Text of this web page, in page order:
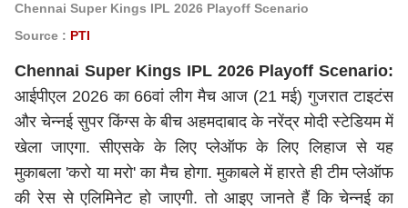
Chennai Super Kings IPL 2026 Playoff Scenario
Source : PTI
Chennai Super Kings IPL 2026 Playoff Scenario:
आईपीएल 2026 का 66वां लीग मैच आज (21 मई) गुजरात टाइटंस
और चेन्नई सुपर किंग्स के बीच अहमदाबाद केनरेंद्र मोदीस्टेडियम में
खेला जाएगा. सीएसके के लिए प्लेऑफ के लिए लिहाज से यह
मुकाबला 'करो या मरो' का मैच होगा. मुकाबले में हारते ही टीम प्लेऑफ
की रेस से एलिमिनेट हो जाएगी. तो आइए जानते हैं कि चेन्नई का